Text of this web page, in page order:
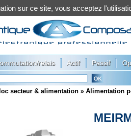
relais Actif Passif
secteur & alimentation » Alimentation
sur ce site, vous acceptez